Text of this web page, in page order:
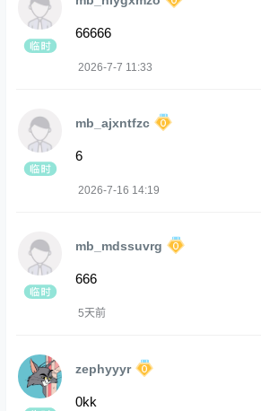
66666
2026-7-7 11:33
mb_ajxntfzc
6
2026-7-16 14:19
mb_mdssuvrg
666
5天前
zephyyyr
0kk